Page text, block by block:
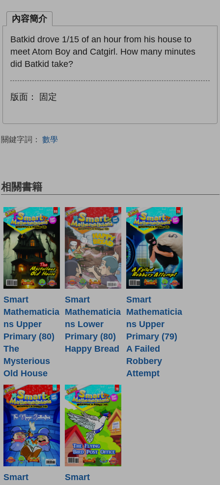
內容簡介
Batkid drove 1/15 of an hour from his house to
meet Atom Boy and Catgirl. How many minutes
did Batkid take?
版面： 固定
關鍵字詞： 數學
相關書籍
Smart
Mathematicia
ns Upper
Primary (80)
The
Mysterious
Old House
Smart
Mathematicia
ns Lower
Primary (80)
Happy Bread
Smart
Mathematicia
ns Upper
Primary (79)
A Failed
Robbery
Attempt
Smart
Smart